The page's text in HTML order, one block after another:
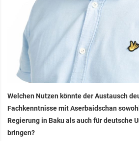
Welchen Nutzen könnte der Austausch
Fachkenntnisse mit Aserbaidschan
Regierung in Baku als auch für deutsche
bringen?